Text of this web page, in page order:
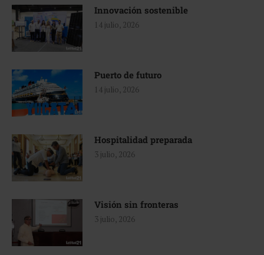
Innovación sostenible
14 julio, 2026
Puerto de futuro
14 julio, 2026
Hospitalidad preparada
3 julio, 2026
Visión sin fronteras
3 julio, 2026